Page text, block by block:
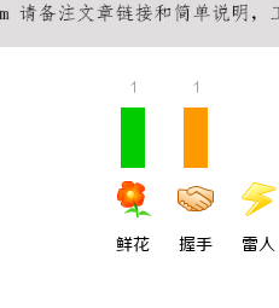
1
鲜花
1
握手 雷人